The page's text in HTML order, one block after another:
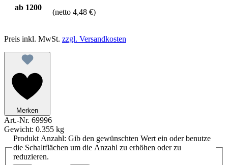
ab 1200
(netto 4,48 €)
Preis inkl. MwSt. zzgl. Versandkosten
Merken
Art.-Nr. 69996
Gewicht: 0.355 kg
Produkt Anzahl: Gib den gewünschten Wert ein oder benutze
die Schaltflächen um die Anzahl zu erhöhen oder zu
reduzieren.